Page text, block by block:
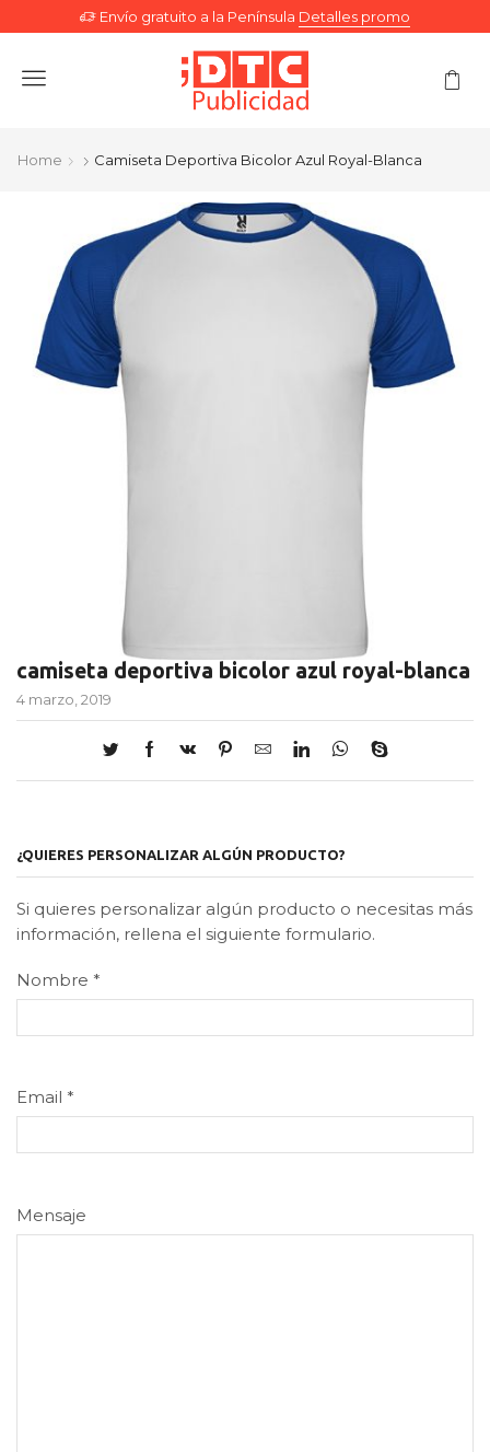
Envío gratuito a la Península Detalles promo
Menu
Home Camiseta Deportiva Bicolor Azul Royal-Blanca
camiseta deportiva bicolor azul royal-blanca
4 marzo, 2019
¿QUIERES PERSONALIZAR ALGÚN PRODUCTO?
Si quieres personalizar algún producto o necesitas más
información, rellena el siguiente formulario.
Nombre *
Email *
Mensaje